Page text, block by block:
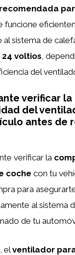
funcione
sistema de
24 voltios ,
del
verificar la
del
antes de
verificar la
coche con tu
para
al sistema
de tu
elventilador